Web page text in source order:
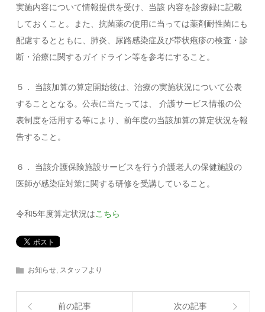
実施内容について情報提供を受け、当該 内容を診療録に記載
しておくこと。また、抗菌薬の使用に当っては薬剤耐性菌にも
配慮するとともに、肺炎、尿路感染症及び帯状疱疹の検査・診
断・治療に関するガイドライン等を参考にすること。
５． 当該加算の算定開始後は、治療の実施状況について公表
することとなる。公表に当たっては、 介護サービス情報の公
表制度を活用する等により、前年度の当該加算の算定状況を報
告すること。
６． 当該介護保険施設サービスを行う介護老人の保健施設の
医師が感染症対策に関する研修を受講していること。
令和5年度算定状況はこちら
お知らせ, スタッフより
前の記事 次の記事